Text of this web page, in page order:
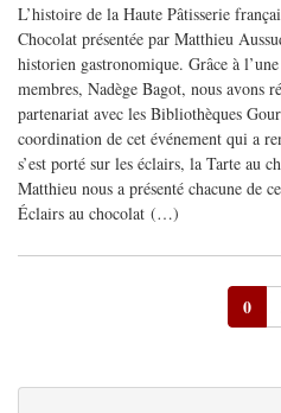
L’histoire de la Haute Pâtisserie
Chocolat présentée par Matthieu
historien gastronomique. Grâce à
membres, Nadège Bagot, nous avons
partenariat avec les Bibliothèques
coordination de cet événement qui a
s’est porté sur les éclairs, la Tarte au
Matthieu nous a présenté chacune de
Éclairs au chocolat (…)
0